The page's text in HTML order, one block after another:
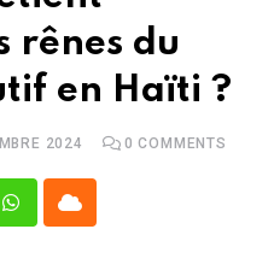
rênes du
en Haïti ?
2024 0 COMMENTS
WhatsappCloud